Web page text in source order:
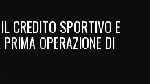
CREDITO SPORTIVO E
OPERAZIONE DI